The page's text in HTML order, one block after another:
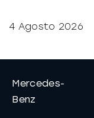
4 Agosto 2026
Mercedes-
Benz